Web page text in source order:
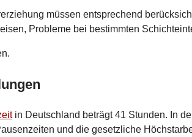
müssen entsprechend
Probleme bei bestimmten
in Deutschland beträgt 41 Stunden. In
und die gesetzliche